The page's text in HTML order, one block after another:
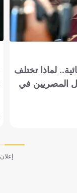
لماذا تختلف
المصريين في
إعلان